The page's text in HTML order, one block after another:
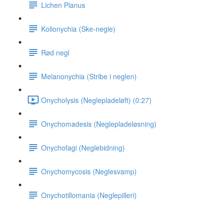
Lichen Planus
Kolionychia (Ske-negle)
Rød negl
Melanonychia (Stribe i neglen)
Onycholysis (Neglepladeløft) (0:27)
Onychomadesis (Neglepladeløsning)
Onychofagi (Neglebidning)
Onychomycosis (Neglesvamp)
Onychotillomania (Neglepilleri)